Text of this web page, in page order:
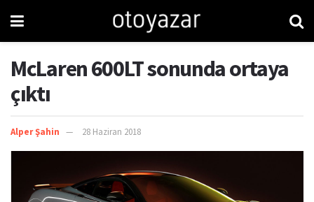
McLaren 600LT sonunda ortaya
çıktı
Alper Şahin 28 Haziran 2018